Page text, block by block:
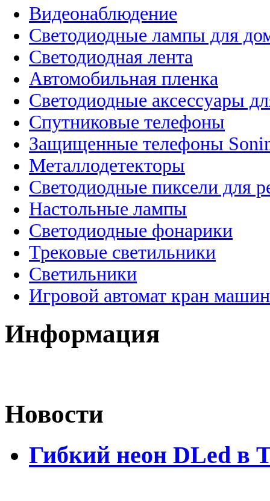
Видеонаблюдение
Светодиодные лампы для
Светодиодная лента
Автомобильная пленка
Светодиодные аксессуары
Спутниковые телефоны
Защищенные телефоны
Металлодетекторы
Светодиодные пиксели для
Настольные лампы
Светодиодные фонарики
Трековые светильники
Светильники
Игровой автомат кран
Информация
Новости
Гибкий неон DLed в